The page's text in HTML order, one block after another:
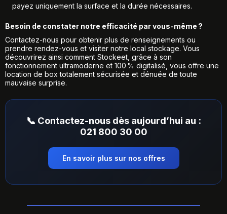
payez uniquement la surface et la durée nécessaires.
Besoin de constater notre efficacité par vous-même ?
Contactez-nous pour obtenir plus de renseignements ou
prendre rendez-vous et visiter notre local stockage. Vous
découvrirez ainsi comment Stockeet, grâce à son
fonctionnement ultramoderne et 100 % digitalisé, vous offre une
location de box totalement sécurisée et dénuée de toute
mauvaise surprise.
📞 Contactez-nous dès aujourd’hui au :
021 800 30 00
En savoir plus sur nos offres